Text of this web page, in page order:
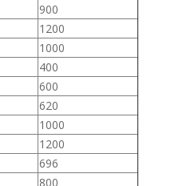
900
1200
1000
400
600
620
1000
1200
696
800